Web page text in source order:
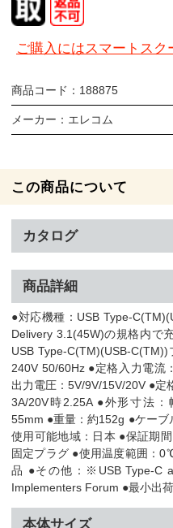
ご購入にはスマートス
商品コード： 188875
メーカー： エレコム
この商品について
カタログ
商品詳細
●対応機種：USB Type-
Delivery 3.1(45W)の規格内で
USB Type-C(TM)(USB-
240V 50/60Hz ●定格入力電流
出力電圧：5V/9V/15V/20V ●定
3A/20V時2.25A ●外形寸法
55mm ●重量：約152g ●ケー
使用可能地域：日本 ●保証期
固定プラグ ●使用温度範囲：
品 ●その他：※USB Type-C
Implementers Forum ●最小出
本体サイズ